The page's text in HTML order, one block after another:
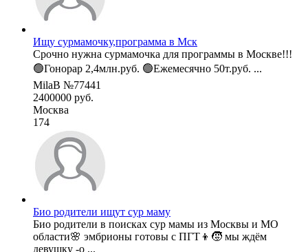
Ищу сурмамочку,программа в Мск
Срочно нужна сурмамочка для программы в Москве!!!
🟢Гонорар 2,4млн.руб. 🟢Ежемесячно 50т.руб. ...
MilaB №77441
2400000 руб.
Москва
174
Био родители ищут сур маму
Био родители в поисках сур мамы из Москвы и МО
области🌸 эмбрионы готовы с ПГТ👦🧒 мы ждём
девушку -о ...